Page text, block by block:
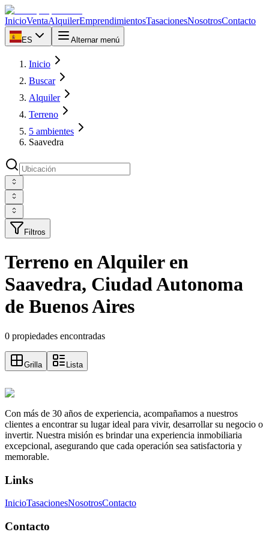
InicioVentaAlquilerEmprendimientosTasacionesNosotrosContacto
ES Alternar menú
Inicio
Buscar
Alquiler
Terreno
5 ambientes
Saavedra
Filtros
Terreno en Alquiler en
Saavedra, Ciudad Autonoma
de Buenos Aires
0 propiedades encontradas
Grilla Lista
Con más de 30 años de experiencia, acompañamos a nuestros
clientes a encontrar su lugar ideal para vivir, desarrollar su negocio o
invertir. Nuestra misión es brindar una experiencia inmobiliaria
excepcional, asegurando que cada operación sea satisfactoria y
memorable.
Links
InicioTasacionesNosotrosContacto
Contacto